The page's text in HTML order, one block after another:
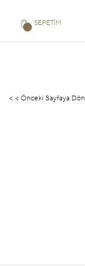
SEPETIM
< < Önceki Sayfaya Dön